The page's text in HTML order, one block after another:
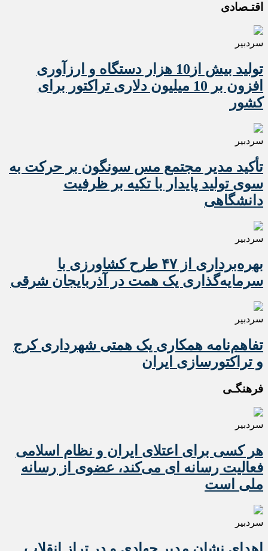
اقتـصادی
سردبیر
تولید بیش از10 هزار دستگاه و ارزآوری
افزون بر 10 میلیون دلاری تراکتور برای
کشور
سردبیر
تأکید مدیر مجتمع مس سونگون بر حرکت به
سوی تولید پایدار با تکیه بر ظرفیت
دانشگاهی
سردبیر
بهره‌برداری از ۴۷ طرح کشاورزی با
سرمایه‌گذاری یک همت در آذربایجان شرقی
سردبیر
تفاهم‌نامه همکاری یک همتی شهرداری کرج
و تراکتورسازی ایران
فرهنگـی
سردبیر
هر کسی برای اعتلای ایران و نظام اسلامی
فعالیت رسانه ای می‌کند، عضوی از رسانه
ملی است
سردبیر